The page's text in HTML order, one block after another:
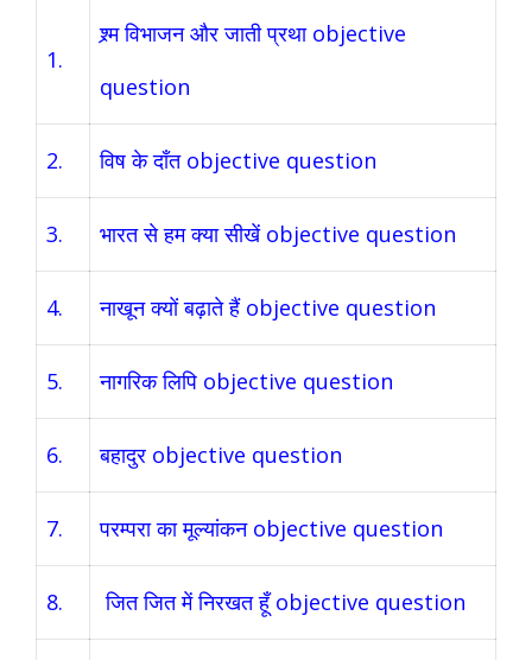
1.
श्र्म विभाजन और जाती प्रथा objective
question
2. विष के दाँत objective question
3. भारत से हम क्या सीखें objective question
4. नाखून क्यों बढ़ाते हैं objective question
5. नागरिक लिपि objective question
6. बहादुर objective question
7. परम्परा का मूल्यांकन objective question
8. जित जित में निरखत हूँ objective question